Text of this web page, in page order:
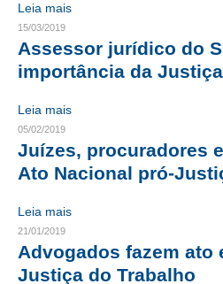
LEGISLAÇÃO
LEI 4.950-A/1966 – PISO SALARIAL
LEI 5.194/1966 – REGULAMENTAÇÃO
LEI 6.496/1977 – ART
RES 1.002/2002 – CÓDIGO DE ÉTICA
HOMOLOGAÇÕES
PISO SALARIAL
Leia mais
15/03/2019
Assessor jurídico do
importância da
Leia mais
05/02/2019
Juízes, procuradores
Ato Nacional pró-
Leia mais
21/01/2019
Advogados fazem ato
Justiça do Trabalho